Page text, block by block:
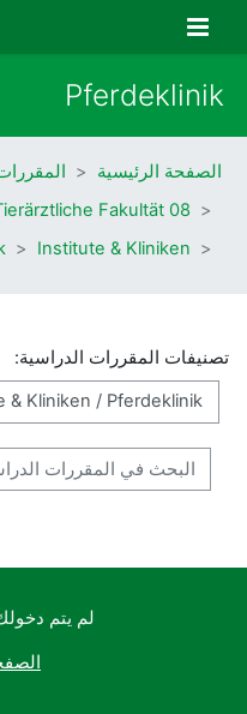
واجهة جانبية
Pferdeklinik
الصفحة الرئيسية
08 Tierärztliche Fakultät
Institute & Kliniken
تصنيفات المقررات الدراسية:
البحث في المقررات الدراسية
لم يتم